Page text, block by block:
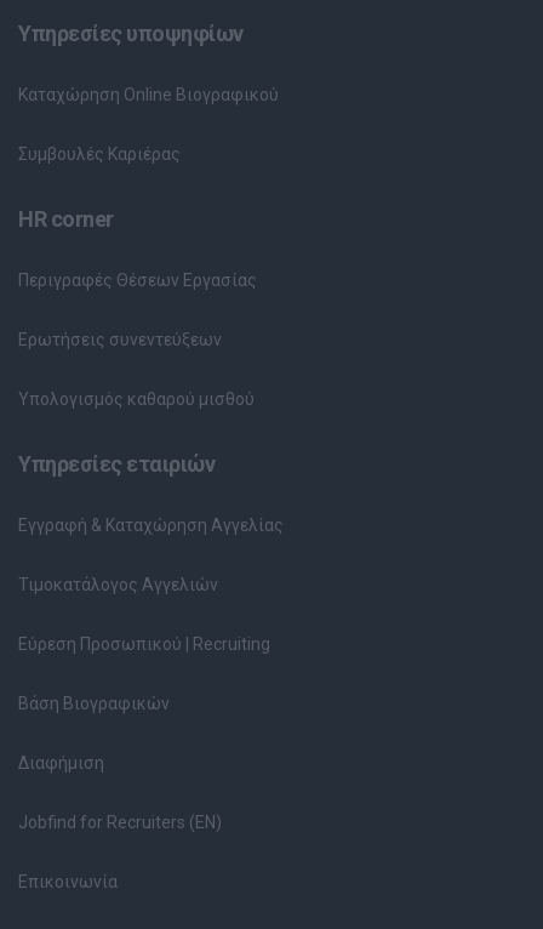
Υπηρεσίες υποψηφίων
Καταχώρηση Online Βιογραφικού
Συμβουλές Καριέρας
HR corner
Περιγραφές Θέσεων Εργασίας
Ερωτήσεις συνεντεύξεων
Υπολογισμός καθαρού μισθού
Υπηρεσίες εταιριών
Εγγραφή & Καταχώρηση Αγγελίας
Τιμοκατάλογος Αγγελιών
Εύρεση Προσωπικού | Recruiting
Βάση Βιογραφικών
Διαφήμιση
Jobfind for Recruiters (EN)
Επικοινωνία